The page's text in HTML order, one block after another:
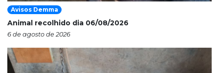
Avisos Demma
Animal recolhido dia 06/08/2026
6 de agosto de 2026